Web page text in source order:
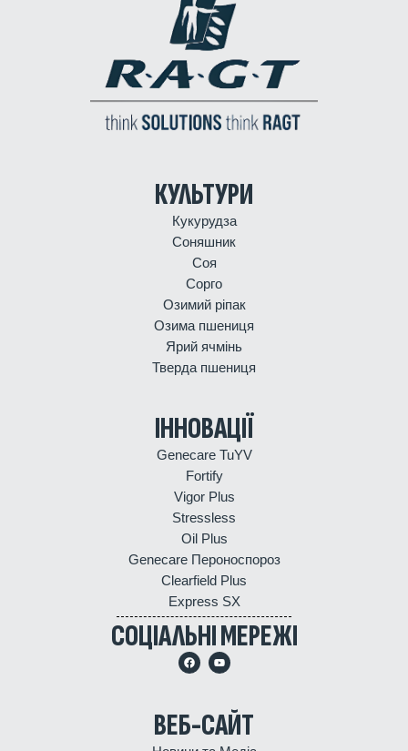
КУЛЬТУРИ
Кукурудза
Соняшник
Соя
Сорго
Озимий ріпак
Озима пшениця
Ярий ячмінь
Тверда пшениця
ІННОВАЦІЇ
Genecare TuYV
Fortify
Vigor Plus
Stressless
Oil Plus
Genecare Пероноспороз
Clearfield Plus
Express SX
СОЦІАЛЬНІ МЕРЕЖІ
ВЕБ-САЙТ